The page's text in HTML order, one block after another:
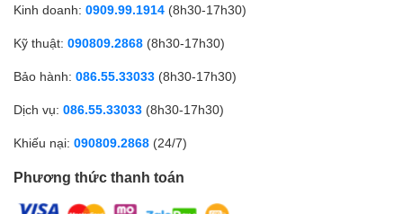
Kinh doanh: 0909.99.1914 (8h30-17h30)
Kỹ thuật: 090809.2868 (8h30-17h30)
Bảo hành: 086.55.33033 (8h30-17h30)
Dịch vụ: 086.55.33033 (8h30-17h30)
Khiếu nại: 090809.2868 (24/7)
Phương thức thanh toán